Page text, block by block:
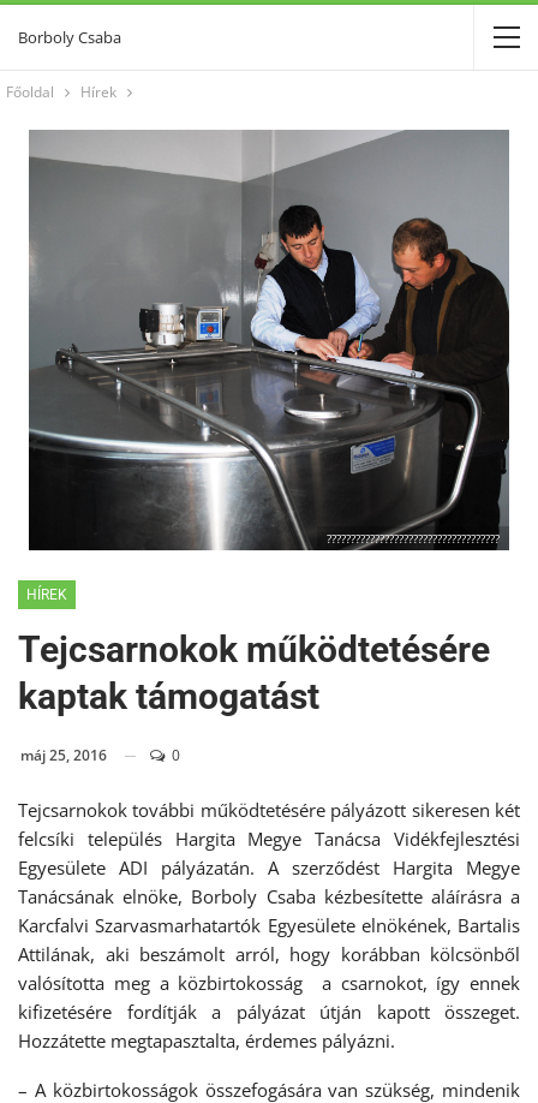
Borboly Csaba
Főoldal Hírek
????????????????????????????????????
HÍREK
Tejcsarnokok működtetésére
kaptak támogatást
máj 25, 2016 0
Tejcsarnokok további működtetésére pályázott sikeresen két
felcsíki település Hargita Megye Tanácsa Vidékfejlesztési
Egyesülete ADI pályázatán. A szerződést Hargita Megye
Tanácsának elnöke, Borboly Csaba kézbesítette aláírásra a
Karcfalvi Szarvasmarhatartók Egyesülete elnökének, Bartalis
Attilának, aki beszámolt arról, hogy korábban kölcsönből
valósította meg a közbirtokosság a csarnokot, így ennek
kifizetésére fordítják a pályázat útján kapott összeget.
Hozzátette megtapasztalta, érdemes pályázni.
– A közbirtokosságok összefogására van szükség, mindenik